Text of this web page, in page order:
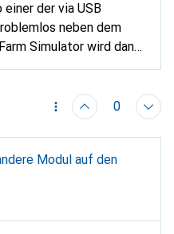
der via USB
neben dem
Simulator wird dann
Thrustmaster bei der
0
Modul auf den